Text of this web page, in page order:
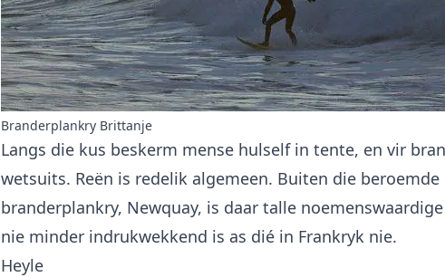
Branderplankry Brittanje
Langs die kus beskerm mense hulself in tente, en vir
wetsuits. Reën is redelik algemeen. Buiten die
branderplankry, Newquay, is daar talle
nie minder indrukwekkend is as dié in Frankryk nie.
Heyle